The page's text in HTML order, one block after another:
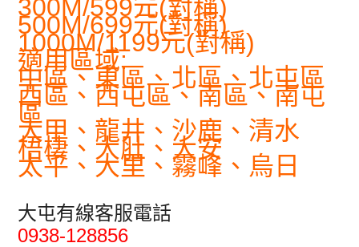
300M/599元(對稱)
500M/699元(對稱)
1000M/1199元(對稱)
適用區域:
中區、東區、北區、北屯區
西區、西屯區、南區、南屯
區
大甲、龍井、沙鹿、清水
梧棲、大肚、大安
太平、大里、霧峰、烏日
大屯有線客服電話
0938-128856